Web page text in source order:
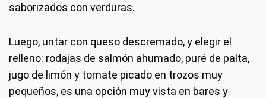
saborizados con verduras.
Luego, untar con queso descremado, y elegir el
relleno: rodajas de salmón ahumado, puré de palta,
jugo de limón y tomate picado en trozos muy
pequeños, es una opción muy vista en bares y